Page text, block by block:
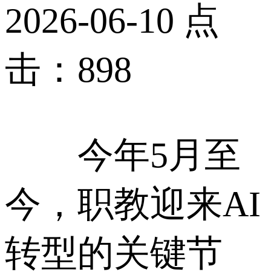
2026-06-10 点
击：898
今年5月至
今，职教迎来AI
转型的关键节